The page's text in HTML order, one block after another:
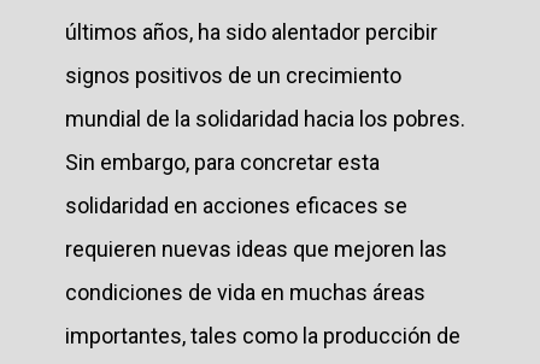
últimos años, ha sido alentador percibir
signos positivos de un crecimiento
mundial de la solidaridad hacia los pobres.
Sin embargo, para concretar esta
solidaridad en acciones eficaces se
requieren nuevas ideas que mejoren las
condiciones de vida en muchas áreas
importantes, tales como la producción de